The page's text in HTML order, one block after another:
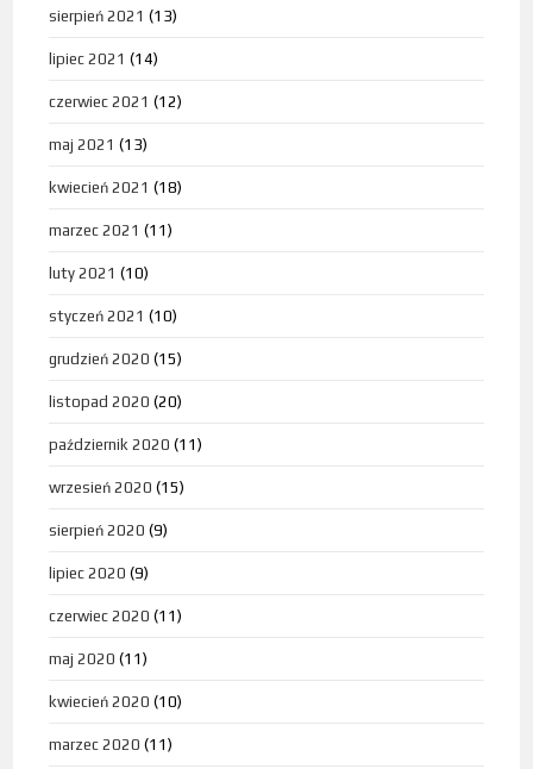
sierpień 2021 (13)
lipiec 2021 (14)
czerwiec 2021 (12)
maj 2021 (13)
kwiecień 2021 (18)
marzec 2021 (11)
luty 2021 (10)
styczeń 2021 (10)
grudzień 2020 (15)
listopad 2020 (20)
październik 2020 (11)
wrzesień 2020 (15)
sierpień 2020 (9)
lipiec 2020 (9)
czerwiec 2020 (11)
maj 2020 (11)
kwiecień 2020 (10)
marzec 2020 (11)